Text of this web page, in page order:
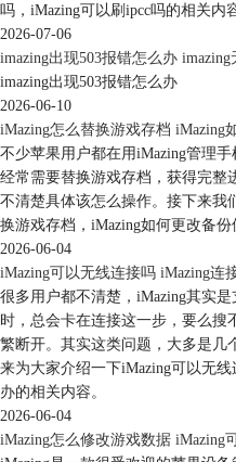
吗，iMazing可以刷ipcc吗的相关内
2026-07-06
imazing出现503报错怎么办
imazing出现503报错怎么办
2026-06-10
iMazing怎么替换游戏存档 iMazing
不少苹果用户都在用iMazing管理
经常需要替换游戏存档，获得完整
不清楚具体该怎么操作。接下来我
换游戏存档，iMazing如何更改备份
2026-06-04
iMazing可以无线连接吗 iMazing连
很多用户都不清楚，iMazing其实
时，总会卡在连接这一步，要么搜
繁断开。其实这类问题，大多是几
来为大家介绍一下iMazing可以无
办的相关内容。
2026-06-04
iMazing怎么修改游戏数据 iMazing